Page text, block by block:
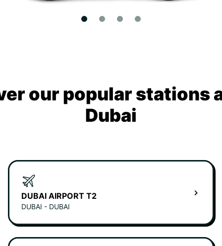
our popular stations
Dubai
DUBAI AIRPORT T2
DUBAI - DUBAI